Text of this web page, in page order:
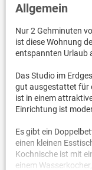
Allgemein
Nur 2 Gehminuten
ist diese Wohnung
entspannten Urlaub
Das Studio im
gut ausgestattet für
ist in einem
Einrichtung ist
Es gibt ein
einen kleinen
Kochnische ist mit
einem